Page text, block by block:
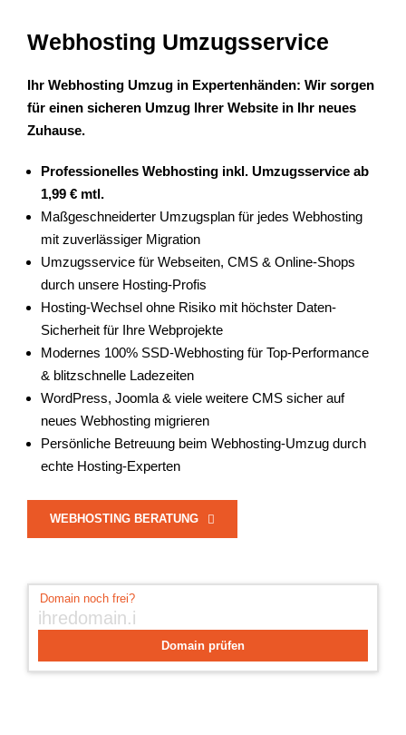
Webhosting Umzugsservice
Ihr Webhosting Umzug in Expertenhänden: Wir sorgen
für einen sicheren Umzug Ihrer Website in Ihr neues
Zuhause.
Professionelles Webhosting inkl. Umzugsservice ab
1,99 € mtl.
Maßgeschneiderter Umzugsplan für jedes Webhosting
mit zuverlässiger Migration
Umzugsservice für Webseiten, CMS & Online-Shops
durch unsere Hosting-Profis
Hosting-Wechsel ohne Risiko mit höchster Daten-
Sicherheit für Ihre Webprojekte
Modernes 100% SSD-Webhosting für Top-Performance
& blitzschnelle Ladezeiten
WordPress, Joomla & viele weitere CMS sicher auf
neues Webhosting migrieren
Persönliche Betreuung beim Webhosting-Umzug durch
echte Hosting-Experten
WEBHOSTING BERATUNG
Domain prüfen